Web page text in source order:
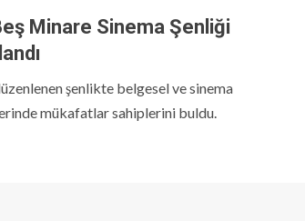
Minare Sinema Şenliği
şenlikte belgesel ve sinema
mükafatlar sahiplerini buldu.